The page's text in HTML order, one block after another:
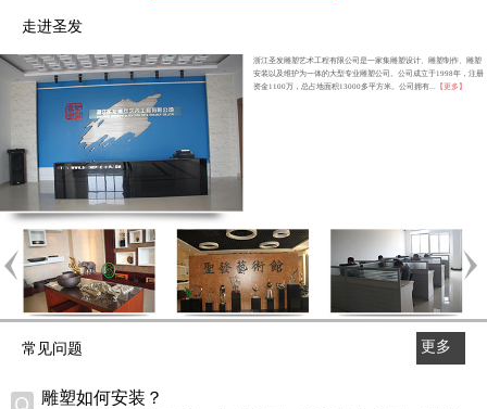
走进圣发
浙江圣发雕塑艺术工程有限公司是一家集雕塑设计、雕塑制作、雕塑
安装以及维护为一体的大型专业雕塑公司。公司成立于1998年，注册
资金1100万，总占地面积13000多平方米。公司拥有...
【更多】
常见问题
更多
雕塑如何安装？